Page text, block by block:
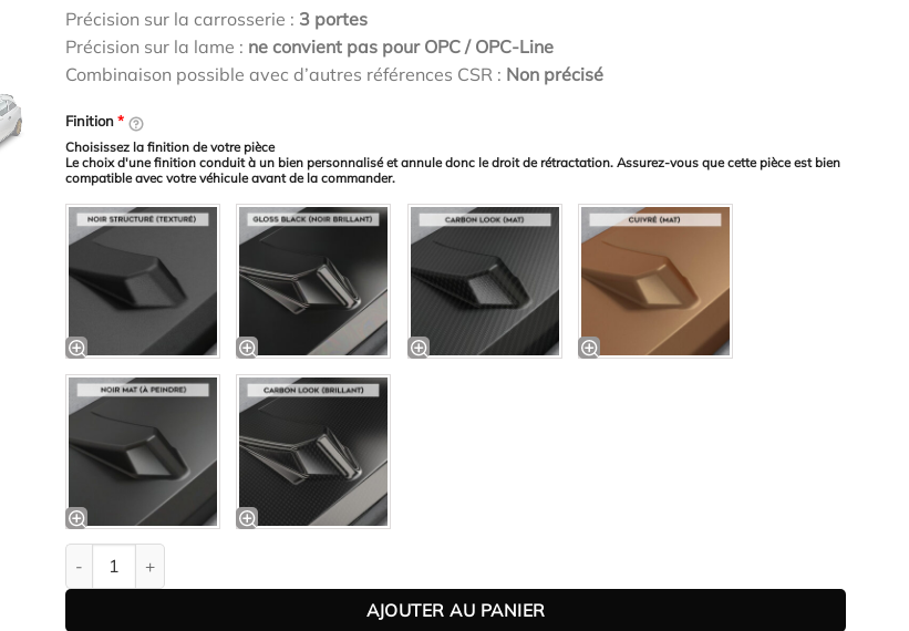
Précision sur la carrosserie : 3 portes
Précision sur la lame : ne convient pas pour OPC / OPC-Line
Combinaison possible avec d’autres références CSR : Non précisé
Finition*
Choisissez la finition de votre pièce
Le choix d'une finition conduit à un bien personnalisé et annule donc le droit de rétractation. Assurez-vous que cette pièce est bien
compatible avec votre véhicule avant de la commander.
quantité de Bas de caisse (la paire) pour Opel Corsa E 3 portes (2014-2019)
AJOUTER AU PANIER